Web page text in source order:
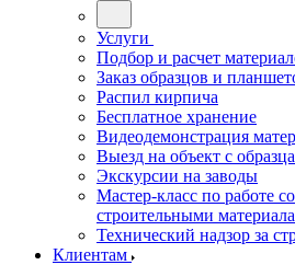
Услуги
Подбор и расчет
Заказ образцов и
Распил кирпича
Бесплатное хранение
Видеодемонстрация
Выезд на объект с
Экскурсии на заводы
Мастер-класс по работе со
строительными
Технический надзор за
Клиентам